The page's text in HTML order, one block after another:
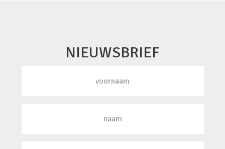
NIEUWSBRIEF